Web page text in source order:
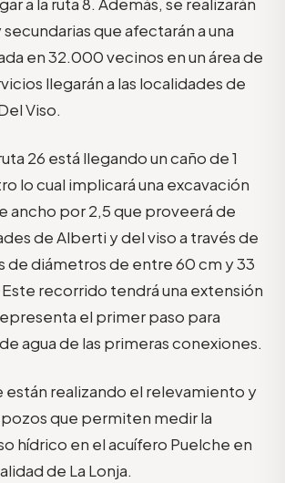
que afectarán a una
en 32.000 vecinos en un área de
llegarán a las localidades de
Viso.
26 está llegando un caño de 1
lo cual implicará una excavación
ancho por 2,5 que proveerá de
de Alberti y del viso a través de
de diámetros de entre 60 cm y 33
recorrido tendrá una extensión
el primer paso para
agua de las primeras conexiones.
están realizando el relevamiento y
que permiten medir la
hídrico en el acuífero Puelche en
de La Lonja.